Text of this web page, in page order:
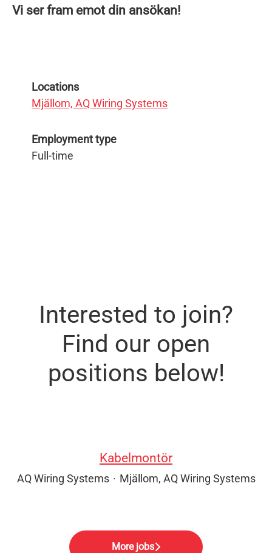
Vi ser fram emot din ansökan!
Locations
Mjällom, AQ Wiring Systems
Employment type
Full-time
Interested to join?
Find our open
positions below!
Kabelmontör
AQ Wiring Systems · Mjällom, AQ Wiring Systems
More jobs